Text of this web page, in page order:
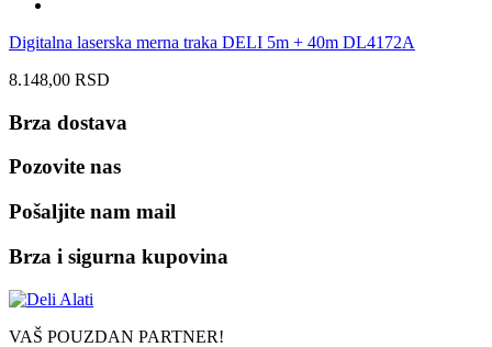
Digitalna laserska merna traka DELI 5m + 40m DL4172A
8.148,00 RSD
Brza dostava
Pozovite nas
Pošaljite nam mail
Brza i sigurna kupovina
VAŠ POUZDAN PARTNER!